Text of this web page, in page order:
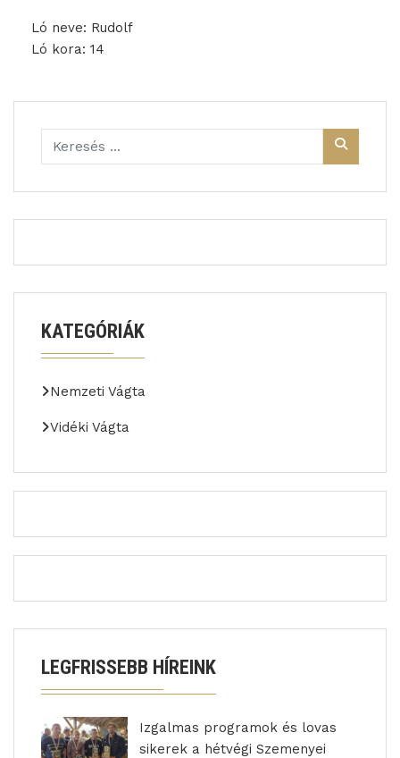
Ló neve: Rudolf
Ló kora: 14
KATEGÓRIÁK
Nemzeti Vágta
Vidéki Vágta
LEGFRISSEBB HÍREINK
Izgalmas programok és lovas
sikerek a hétvégi Szemenyei